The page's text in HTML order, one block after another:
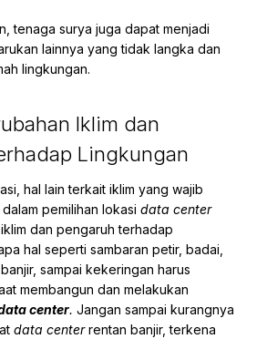
tenaga surya juga dapat menjadi
lainnya yang tidak langka dan
lingkungan.
Iklim dan
Lingkungan
hal lain terkait iklim yang wajib
pemilihan lokasi data center
dan pengaruh terhadap
hal seperti sambaran petir, badai,
sampai kekeringan harus
membangun dan melakukan
center. Jangan sampai kurangnya
data centerrentan banjir, terkena